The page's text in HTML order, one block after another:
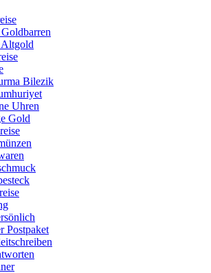
Altgold
Bilezik
Uhren
Gold
Postpaket